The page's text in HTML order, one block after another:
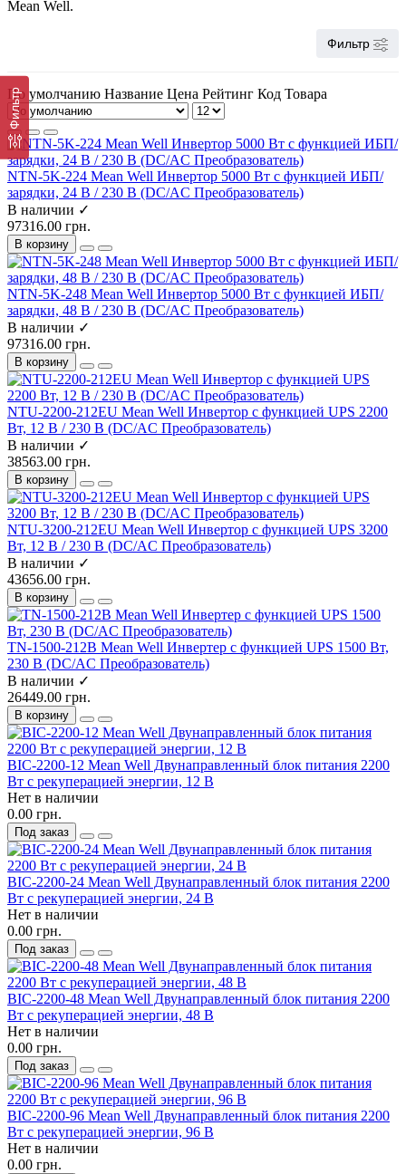
Фильтр
Mean Well.
Фильтр
По умолчанию Название Цена Рейтинг Код Товара
NTN-5K-224 Mean Well Инвертор 5000 Вт с функцией ИБП/
зарядки, 24 В / 230 В (DC/AC Преобразователь)
В наличии ✓
97316.00 грн.
В корзину
NTN-5K-248 Mean Well Инвертор 5000 Вт с функцией ИБП/
зарядки, 48 В / 230 В (DC/AC Преобразователь)
В наличии ✓
97316.00 грн.
В корзину
NTU-2200-212EU Mean Well Инвертор с функцией UPS 2200
Вт, 12 В / 230 В (DC/AC Преобразователь)
В наличии ✓
38563.00 грн.
В корзину
NTU-3200-212EU Mean Well Инвертор с функцией UPS 3200
Вт, 12 В / 230 В (DC/AC Преобразователь)
В наличии ✓
43656.00 грн.
В корзину
TN-1500-212B Mean Well Инвертер с функцией UPS 1500 Вт,
230 В (DC/AC Преобразователь)
В наличии ✓
26449.00 грн.
В корзину
BIC-2200-12 Mean Well Двунаправленный блок питания 2200
Вт с рекуперацией энергии, 12 В
Нет в наличии
0.00 грн.
Под заказ
BIC-2200-24 Mean Well Двунаправленный блок питания 2200
Вт с рекуперацией энергии, 24 В
Нет в наличии
0.00 грн.
Под заказ
BIC-2200-48 Mean Well Двунаправленный блок питания 2200
Вт с рекуперацией энергии, 48 В
Нет в наличии
0.00 грн.
Под заказ
BIC-2200-96 Mean Well Двунаправленный блок питания 2200
Вт с рекуперацией энергии, 96 В
Нет в наличии
0.00 грн.